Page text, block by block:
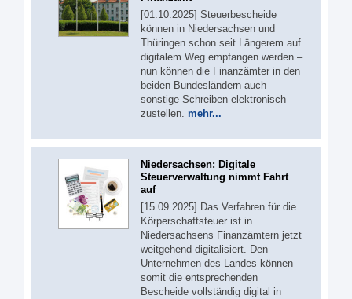
[01.10.2025] Steuerbescheide
können in Niedersachsen und
Thüringen schon seit Längerem auf
digitalem Weg empfangen werden –
nun können die Finanzämter in den
beiden Bundesländern auch
sonstige Schreiben elektronisch
zustellen. mehr...
Niedersachsen: Digitale
Steuerverwaltung nimmt Fahrt
auf
[15.09.2025] Das Verfahren für die
Körperschaftsteuer ist in
Niedersachsens Finanzämtern jetzt
weitgehend digitalisiert. Den
Unternehmen des Landes können
somit die entsprechenden
Bescheide vollständig digital in